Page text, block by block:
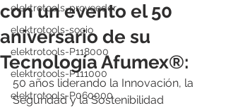
elektrotools-proveedor
elektrotools-socio
elektrotools-P118000
elektrotools-P111000
elektrotools-P060000
con un evento el 50
aniversario de su
Tecnología Afumex®:
50 años liderando la Innovación, la
Seguridad y la Sostenibilidad